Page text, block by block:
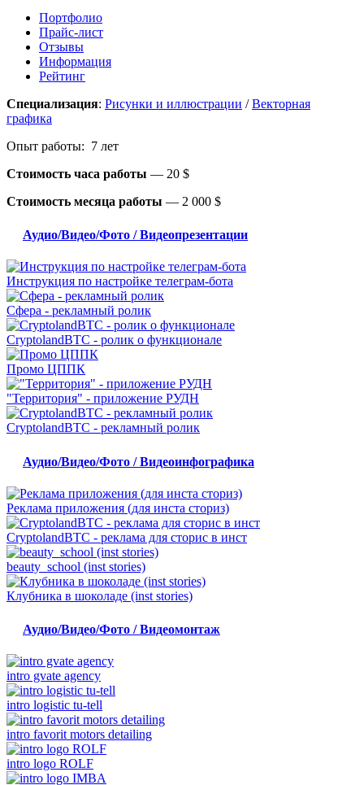
Портфолио
Прайс-лист
Отзывы
Информация
Рейтинг
Специализация: Рисунки и иллюстрации /Векторная
графика
Опыт работы: 7 лет
Стоимость часа работы — 20 $
Стоимость месяца работы — 2 000 $
Аудио/Видео/Фото / Видеопрезентации
Инструкция по настройке телеграм-бота
Сфера - рекламный ролик
CryptolandBTC - ролик о функционале
Промо ЦППК
"Территория" - приложение РУДН
CryptolandBTC - рекламный ролик
Аудио/Видео/Фото / Видеоинфографика
Реклама приложения (для инста сториз)
CryptolandBTC - реклама для сторис в инст
beauty_school (inst stories)
Клубника в шоколаде (inst stories)
Аудио/Видео/Фото / Видеомонтаж
intro gvate agency
intro logistic tu-tell
intro favorit motors detailing
intro logo ROLF